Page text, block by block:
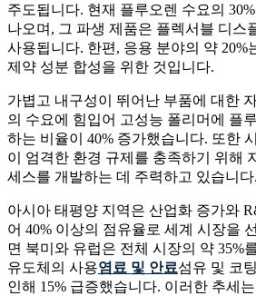
주도됩니다. 현재 플루오렌 수요의
나오며, 그 파생 제품은 플렉서블 디스
사용됩니다. 한편, 응용 분야의 약 20%
제약 성분 합성을 위한 것입니다.
가볍고 내구성이 뛰어난 부품에 대한
의 수요에 힘입어 고성능 폴리머에 플
하는 비율이 40% 증가했습니다. 또한
이 엄격한 환경 규제를 충족하기 위해
세스를 개발하는 데 주력하고 있습니다.
아시아 태평양 지역은 산업화 증가와
어 40% 이상의 점유율로 세계 시장을
면 북미와 유럽은 전체 시장의 약 35%
유도체의 사용염료 및 안료섬유 및 코
인해 15% 급증했습니다. 이러한 추세